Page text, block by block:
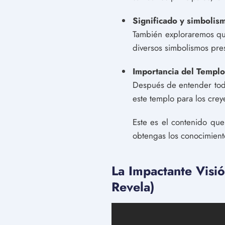
Significado y
También exploraremos
diversos simbolismos
Importancia del
Después de entender
este templo para los
Este es el contenido
obtengas los
La Impactante
Revela)